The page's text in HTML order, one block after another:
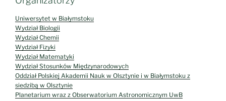
Wydział Biologii
Wydział Chemii
Wydział Fizyki
Wydział Matematyki
Wydział Stosunków Międzynarodowych
Oddział Polskiej Akademii Nauk w Olsztynie i w Białymstoku z
siedzibą w Olsztynie
Planetarium wraz z Obserwatorium Astronomicznym UwB
Uniwersyteckie Centrum Kultury i Nauki